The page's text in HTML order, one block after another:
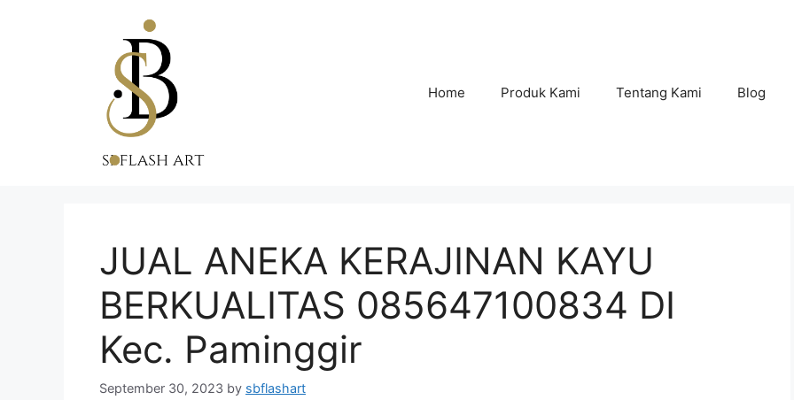
Home Produk Kami Tentang Kami Blog
JUAL ANEKA KERAJINAN KAYU
BERKUALITAS 085647100834 DI
Kec. Paminggir
September 30, 2023 by sbflashart